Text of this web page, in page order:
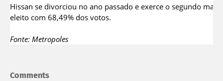
Hissan se divorciou no ano passado e exerce o segundo
eleito com 68,49% dos votos.
Fonte: Metropoles
Comments